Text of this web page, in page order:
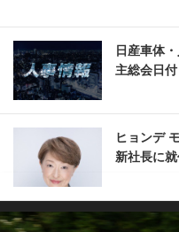
日産車体
主総会日付
ヒョンデ
新社長に